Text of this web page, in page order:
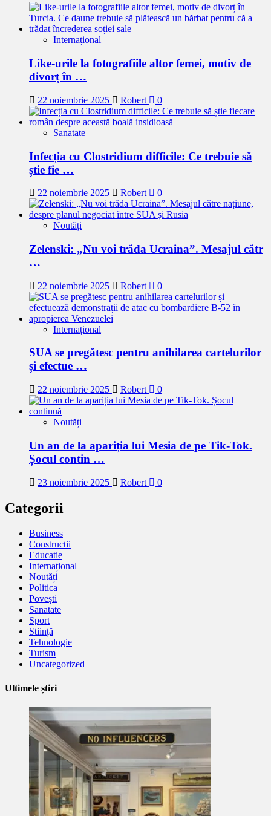
Internațional
Like-urile la fotografiile altor femei, motiv de
divorț în …
22 noiembrie 2025 Robert 0
Sanatate
Infecția cu Clostridium difficile: Ce trebuie să
știe fie …
22 noiembrie 2025 Robert 0
Noutăți
Zelenski: „Nu voi trăda Ucraina”. Mesajul cătr
…
22 noiembrie 2025 Robert 0
Internațional
SUA se pregătesc pentru anihilarea cartelurilor
și efectue …
22 noiembrie 2025 Robert 0
Noutăți
Un an de la apariția lui Mesia de pe Tik-Tok.
Șocul contin …
23 noiembrie 2025 Robert 0
Categorii
Business
Constructii
Educatie
Internațional
Noutăți
Politica
Povești
Sanatate
Sport
Stiință
Tehnologie
Turism
Uncategorized
Ultimele știri